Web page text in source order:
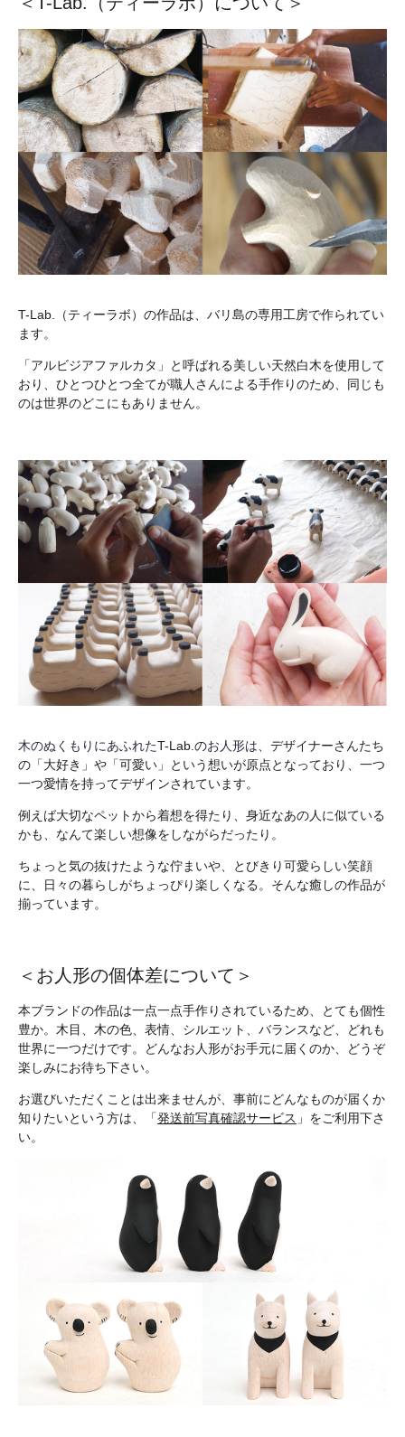
T-Lab.（ティーラボ）の作品は、バリ島の専用工房で作られてい
ます。
「アルビジアファルカタ」と呼ばれる美しい天然白木を使用して
おり、ひとつひとつ全てが職人さんによる手作りのため、同じも
のは世界のどこにもありません。
木のぬくもりにあふれたT-Lab.のお人形は、デザイナーさんたち
の「大好き」や「可愛い」という想いが原点となっており、一つ
一つ愛情を持ってデザインされています。
例えば大切なペットから着想を得たり、身近なあの人に似ている
かも、なんて楽しい想像をしながらだったり。
ちょっと気の抜けたような佇まいや、とびきり可愛らしい笑顔
に、日々の暮らしがちょっぴり楽しくなる。そんな癒しの作品が
揃っています。
＜お人形の個体差について＞
本ブランドの作品は一点一点手作りされているため、とても個性
豊か。木目、木の色、表情、シルエット、バランスなど、どれも
世界に一つだけです。どんなお人形がお手元に届くのか、どうぞ
楽しみにお待ち下さい。
お選びいただくことは出来ませんが、事前にどんなものが届くか
知りたいという方は、「発送前写真確認サービス 」をご利用下さ
い。